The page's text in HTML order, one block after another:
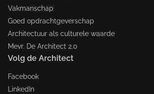
Vakmanschap
Goed opdrachtgeverschap
Architectuur als culturele waarde
Mevr. De Architect 2.0
Volg de Architect
Facebook
LinkedIn